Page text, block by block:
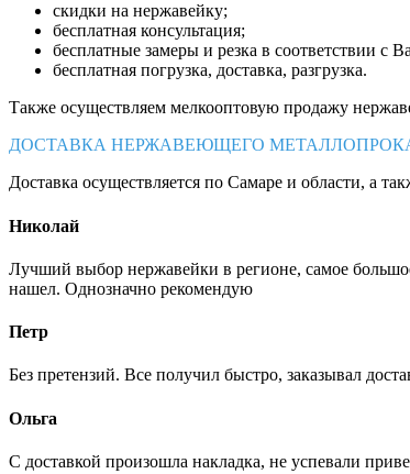
скидки на нержавейку;
бесплатная консультация;
бесплатные замеры и резка в соответствии с
бесплатная погрузка, доставка, разгрузка.
Также осуществляем мелкооптовую продажу
ДОСТАВКА НЕРЖАВЕЮЩЕГО
Доставка осуществляется по Самаре и области, а
Николай
Лучший выбор нержавейки в регионе, самое
нашел. Однозначно рекомендую
Петр
Без претензий. Все получил быстро, заказывал
Ольга
С доставкой произошла накладка, не успевали